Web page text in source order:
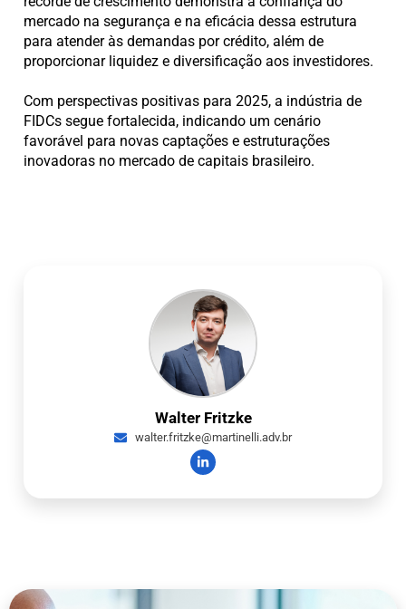
mercado na segurança e na eficácia dessa estrutura
para atender às demandas por crédito, além de
proporcionar liquidez e diversificação aos investidores.
Com perspectivas positivas para 2025, a indústria de
FIDCs segue fortalecida, indicando um cenário
favorável para novas captações e estruturações
inovadoras no mercado de capitais brasileiro.
Walter Fritzke
walter.fritzke@martinelli.adv.br